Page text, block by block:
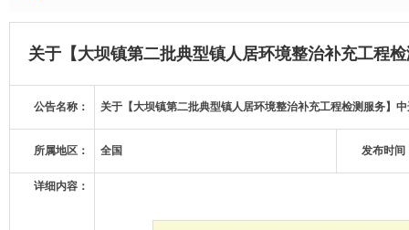
关于【大坝镇第二批典型镇人居环境整治补充工程
公告名称： 关于【大坝镇第二批典型镇人居环境整治补充工程检测服务】
所属地区： 全国 发布时间
详细内容：